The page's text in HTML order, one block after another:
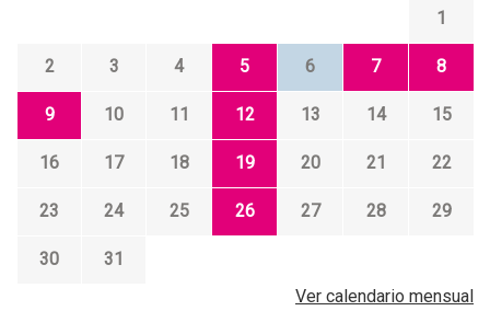
1
2 3 4 5 6 7 8
9 10 11 12 13 14 15
16 17 18 19 20 21 22
23 24 25 26 27 28 29
30
31
Ver calendario mensual